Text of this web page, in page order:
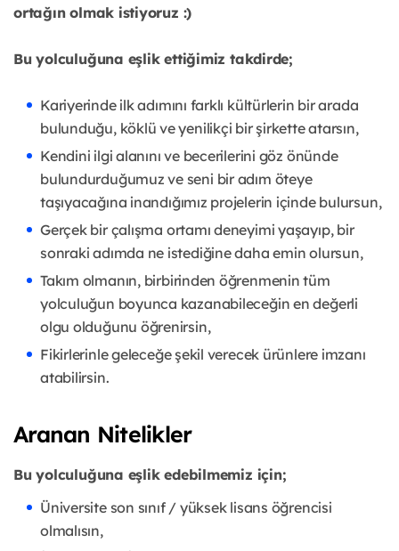
ortağın olmak istiyoruz :)
Bu yolculuğuna eşlik ettiğimiz takdirde;
Kariyerinde ilk adımını farklı kültürlerin bir arada
bulunduğu, köklü ve yenilikçi bir şirkette atarsın,
Kendini ilgi alanını ve becerilerini göz önünde
bulundurduğumuz ve seni bir adım öteye
taşıyacağına inandığımız projelerin içinde bulursun,
Gerçek bir çalışma ortamı deneyimi yaşayıp, bir
sonraki adımda ne istediğine daha emin olursun,
Takım olmanın, birbirinden öğrenmenin tüm
yolculuğun boyunca kazanabileceğin en değerli
olgu olduğunu öğrenirsin,
Fikirlerinle geleceğe şekil verecek ürünlere imzanı
atabilirsin.
Aranan Nitelikler
Bu yolculuğuna eşlik edebilmemiz için;
Üniversite son sınıf / yüksek lisans öğrencisi
olmalısın,